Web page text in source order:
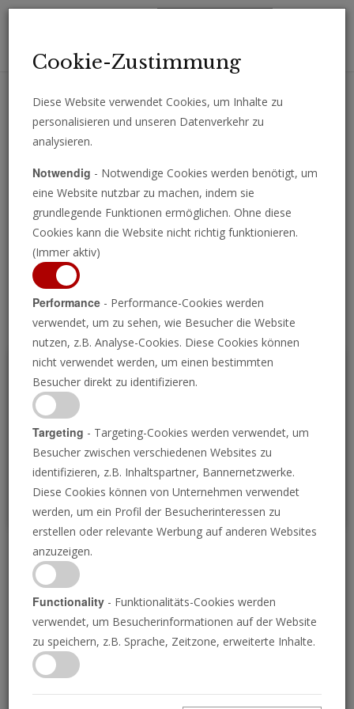
Erhalten Sie wichtige Analysen, Kommentare und Nachrichten
Programm ansehen
P
Amerika unter Beschuss
wurde prophezeit
09.05.2025 • 23 Minuten
Amerika wird von innen angegriffen. Jeder, der
aufmerksam ist, kann das sehen. Aber nur ein
Cookie-Zustimmung
Diese Website verwendet Cookies, um Inhalte zu
personalisieren und unseren Datenverkehr zu
analysieren.
Notwendig - Notwendige Cookies werden benötigt, um
eine Website nutzbar zu machen, indem sie
grundlegende Funktionen ermöglichen. Ohne diese
Cookies kann die Website nicht richtig funktionieren.
(Immer aktiv)
Performance - Performance-Cookies werden
verwendet, um zu sehen, wie Besucher die Website
nutzen, z.B. Analyse-Cookies. Diese Cookies können
nicht verwendet werden, um einen bestimmten
Besucher direkt zu identifizieren.
Targeting - Targeting-Cookies werden verwendet, um
Besucher zwischen verschiedenen Websites zu
identifizieren, z.B. Inhaltspartner, Bannernetzwerke.
Diese Cookies können von Unternehmen verwendet
werden, um ein Profil der Besucherinteressen zu
erstellen oder relevante Werbung auf anderen Websites
anzuzeigen.
Functionality - Funktionalitäts-Cookies werden
verwendet, um Besucherinformationen auf der Website
zu speichern, z.B. Sprache, Zeitzone, erweiterte Inhalte.